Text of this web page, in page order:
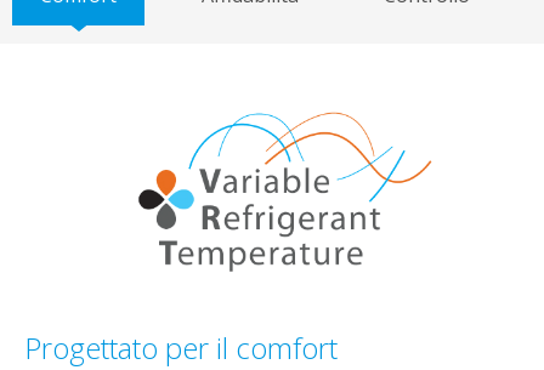
Progettato per il comfort